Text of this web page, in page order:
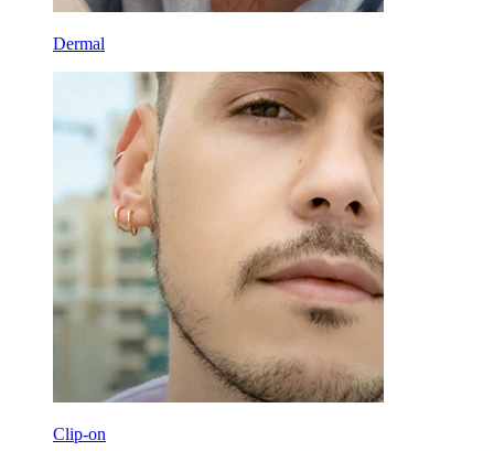
Dermal
Clip-on